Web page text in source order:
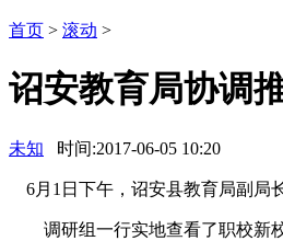
首页 > 滚动 >
诏安教育局协调
未知 时间:2017-06-05 10:20
6月1日下午，诏安县教育局副局
调研组一行实地查看了职校新校